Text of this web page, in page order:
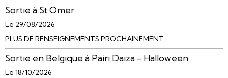
Sortie à St Omer
Le 29/08/2026
PLUS DE RENSEIGNEMENTS PROCHAINEMENT
Sortie en Belgique à Pairi Daiza - Halloween
Le 18/10/2026